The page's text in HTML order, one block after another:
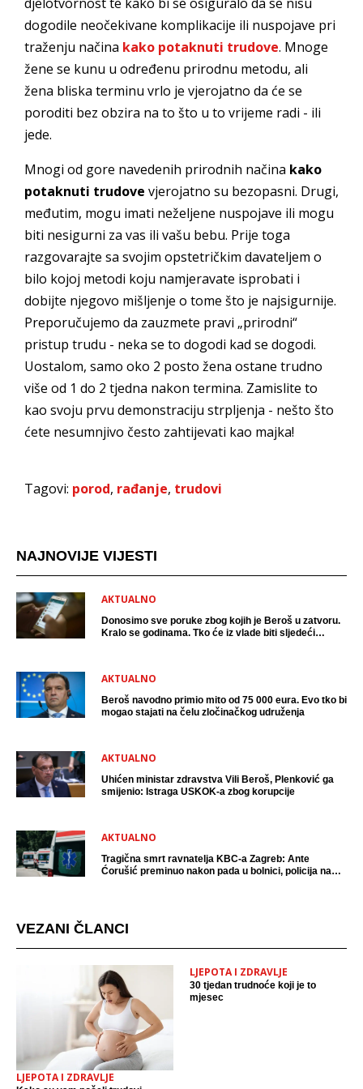
dogodile neočekivane komplikacije ili nuspojave pri
traženju načina kako potaknuti trudove. Mnoge
žene se kunu u određenu prirodnu metodu, ali
žena bliska terminu vrlo je vjerojatno da će se
poroditi bez obzira na to što u to vrijeme radi - ili
jede.
Mnogi od gore navedenih prirodnih načina kako
potaknuti trudove vjerojatno su bezopasni. Drugi,
međutim, mogu imati neželjene nuspojave ili mogu
biti nesigurni za vas ili vašu bebu. Prije toga
razgovarajte sa svojim opstetričkim davateljem o
bilo kojoj metodi koju namjeravate isprobati i
dobijte njegovo mišljenje o tome što je najsigurnije.
Preporučujemo da zauzmete pravi „prirodni“
pristup trudu - neka se to dogodi kad se dogodi.
Uostalom, samo oko 2 posto žena ostane trudno
više od 1 do 2 tjedna nakon termina. Zamislite to
kao svoju prvu demonstraciju strpljenja - nešto što
ćete nesumnjivo često zahtijevati kao majka!
Tagovi: porod, rađanje, trudovi
NAJNOVIJE VIJESTI
AKTUALNO
Donosimo sve poruke zbog kojih je Beroš u zatvoru.
Kralo se godinama. Tko će iz vlade biti sljedeći
AKTUALNO
Beroš navodno primio mito od 75 000 eura. Evo tko bi
mogao stajati na čelu zločinačkog udruženja
AKTUALNO
Uhićen ministar zdravstva Vili Beroš, Plenković ga
smijenio: Istraga USKOK-a zbog korupcije
AKTUALNO
Tragična smrt ravnatelja KBC-a Zagreb: Ante
Ćorušić preminuo nakon pada u bolnici, policija na
VEZANI ČLANCI
LJEPOTA I ZDRAVLJE
LJEPOTA I ZDRAVLJE
30 tjedan trudnoće koji je to
mjesec